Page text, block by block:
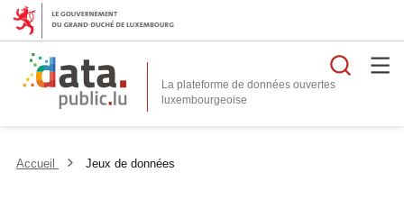
La plateforme de données ouvertes
Accueil Jeux de données